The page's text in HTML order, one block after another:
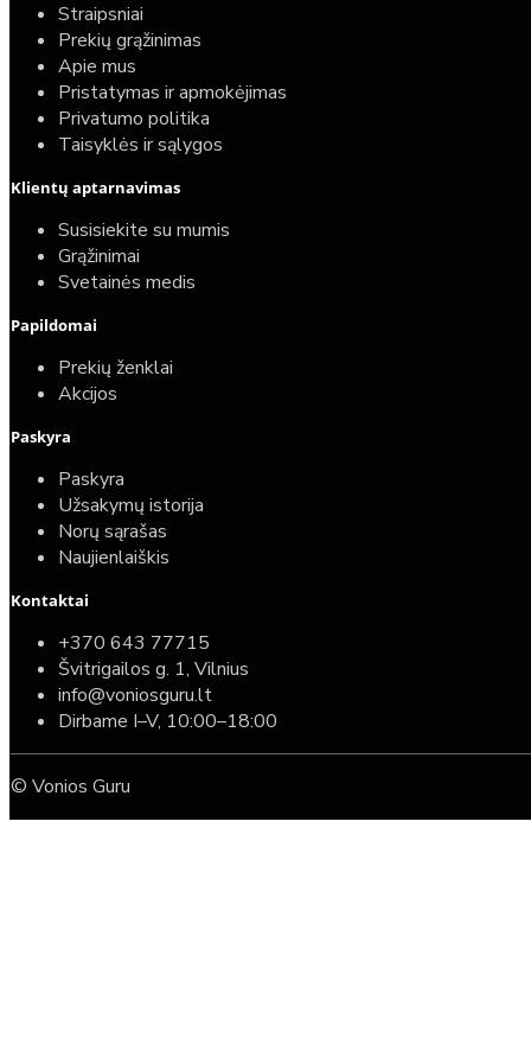
Straipsniai
Prekių grąžinimas
Apie mus
Pristatymas ir apmokėjimas
Privatumo politika
Taisyklės ir sąlygos
Klientų aptarnavimas
Susisiekite su mumis
Grąžinimai
Svetainės medis
Papildomai
Prekių ženklai
Akcijos
Paskyra
Paskyra
Užsakymų istorija
Norų sąrašas
Naujienlaiškis
Kontaktai
+370 643 77715
Švitrigailos g. 1, Vilnius
info@voniosguru.lt
Dirbame I–V, 10:00–18:00
© Vonios Guru